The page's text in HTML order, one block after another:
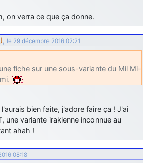
on verra ce que ça donne.
, le 29 décembre 2016 02:21
fiche sur une sous-variante du Mil Mi-
bien faite, j'adore faire ça ! J'ai
une variante irakienne inconnue au
ahah !
08:18